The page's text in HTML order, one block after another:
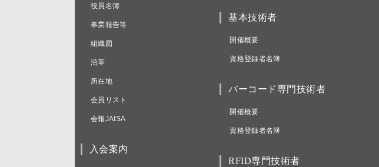
役員名簿
事業報告等
組織図
沿革
所在地
会員リスト
会報JAISA
入会案内
基本技術者
開催概要
資格登録者名簿
バーコード専門技術者
開催概要
資格登録者名簿
RFID専門技術者